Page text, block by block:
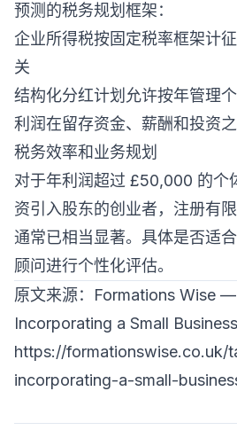
预测的税务规划框架：
企业所得税按固定税率框架计
关
结构化分红计划允许按年管理
利润在留存资金、薪酬和投资
税务效率和业务规划
对于年利润超过 £50,000 的个
资引入股东的创业者，注册有
通常已相当显著。具体是否适
顾问进行个性化评估。
原文来源：Formations Wise
Incorporating a Small
https://formationswise.co.uk/
incorporating-a-small-